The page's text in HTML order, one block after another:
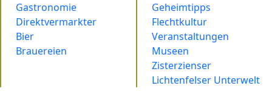
Gastronomie
Direktvermarkter
Bier
Brauereien
Geheimtipps
Flechtkultur
Veranstaltungen
Museen
Zisterzienser
Lichtenfelser Unterwelt